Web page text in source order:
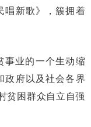
唱新歌》，簇拥着
事业的一个生动缩
政府以及社会各界
贫困群众自立自强